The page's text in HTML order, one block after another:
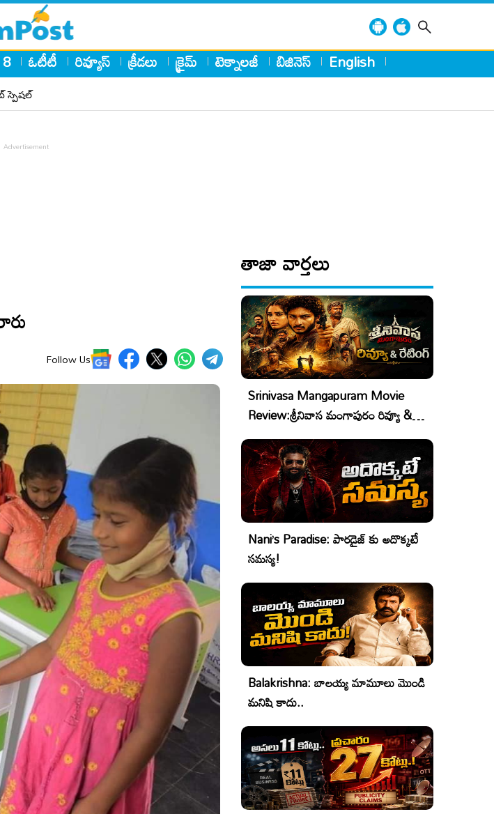
ఓటీటీ రివ్యూస్ క్రీడలు క్రైమ్ టెక్నాలజీ బిజినెస్ English
స్పెషల్
Follow Us
తాజా వార్తలు
Srinivasa Mangapuram Movie
Review:శ్రీనివాస మంగాపురం రివ్యూ &
రేటింగ్
Nani’s Paradise: పారడైజ్ కు అదొక్కటే
సమస్య!
Balakrishna: బాలయ్య మామూలు మొండి
మనిషి కాదు..